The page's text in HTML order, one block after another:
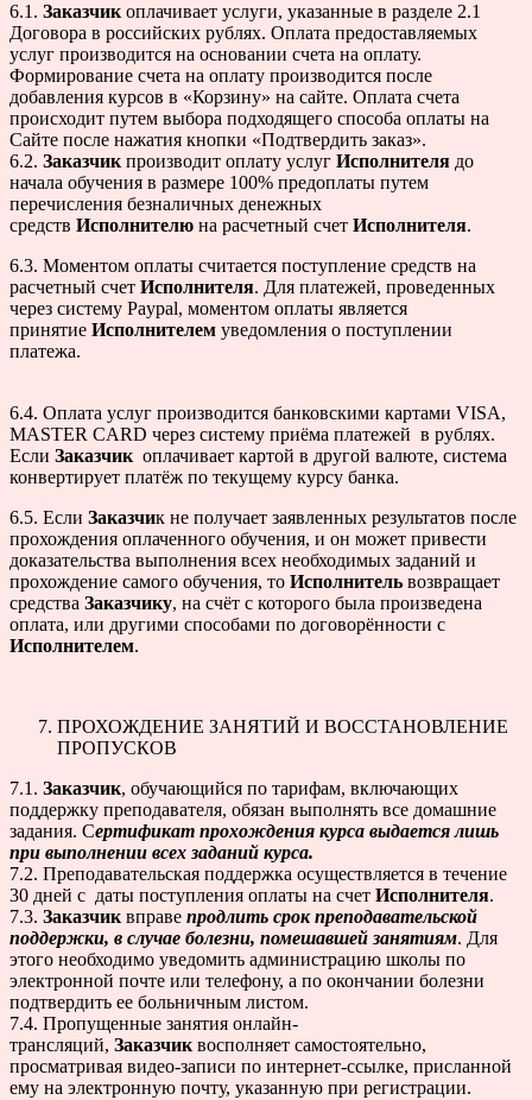
6.1. Заказчик оплачивает услуги, указанные в разделе 2.1
Договора в российских рублях. Оплата предоставляемых
услуг производится на основании счета на оплату.
Формирование счета на оплату производится после
добавления курсов в «Корзину» на сайте. Оплата счета
происходит путем выбора подходящего способа оплаты на
Сайте после нажатия кнопки «Подтвердить заказ».
6.2. Заказчик производит оплату услуг Исполнителя до
начала обучения в размере 100% предоплаты путем
перечисления безналичных денежных
средств Исполнителю на расчетный счет Исполнителя.
6.3. Моментом оплаты считается поступление средств на
расчетный счет Исполнителя. Для платежей, проведенных
через систему Paypal, моментом оплаты является
принятие Исполнителем уведомления о поступлении
платежа.
6.4. Оплата услуг производится банковскими картами VISA,
MASTER CARD через систему приёма платежей в рублях.
Если Заказчик оплачивает картой в другой валюте, система
конвертирует платёж по текущему курсу банка.
6.5. Если Заказчик не получает заявленных результатов после
прохождения оплаченного обучения, и он может привести
доказательства выполнения всех необходимых заданий и
прохождение самого обучения, то Исполнитель возвращает
средства Заказчику, на счёт с которого была произведена
оплата, или другими способами по договорённости с
Исполнителем.
ПРОХОЖДЕНИЕ ЗАНЯТИЙ И ВОССТАНОВЛЕНИЕ
ПРОПУСКОВ
7.1. Заказчик, обучающийся по тарифам, включающих
поддержку преподавателя, обязан выполнять все домашние
задания. Сертификат прохождения курса выдается лишь
при выполнении всех заданий курса.
7.2. Преподавательская поддержка осуществляется в течение
30 дней с даты поступления оплаты на счет Исполнителя.
7.3. Заказчик вправе продлить срок преподавательской
поддержки, в случае болезни, помешавшей занятиям. Для
этого необходимо уведомить администрацию школы по
электронной почте или телефону, а по окончании болезни
подтвердить ее больничным листом.
7.4. Пропущенные занятия онлайн-
трансляций, Заказчик восполняет самостоятельно,
просматривая видео-записи по интернет-ссылке, присланной
ему на электронную почту, указанную при регистрации.